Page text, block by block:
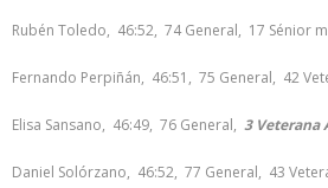
Rubén Toledo, 46:52, 74 General, 17 Sénior
Fernando Perpiñán, 46:51, 75 General, 42
Elisa Sansano, 46:49, 76 General, 3 Veterana
Daniel Solórzano, 46:52, 77 General, 43